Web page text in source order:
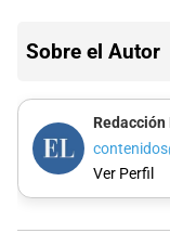
Sobre el Autor
Redacción
Ver Perfil